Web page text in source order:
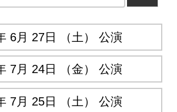
6月 27日 （土） 公演
7月 24日 （金） 公演
7月 25日 （土） 公演